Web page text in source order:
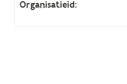
Organisatieid: